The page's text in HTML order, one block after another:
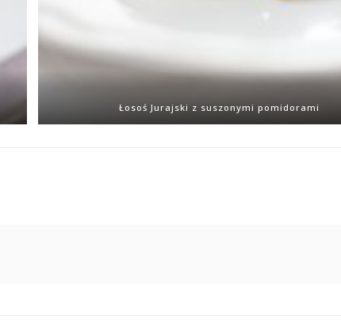
Łosoś Jurajski z suszonymi pomidorami